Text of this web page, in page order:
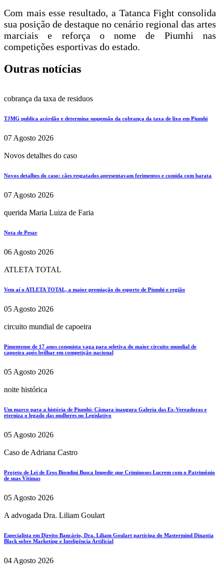
Com mais esse resultado, a Tatanca Fight consolida
sua posição de destaque no cenário regional das artes
marciais e reforça o nome de Piumhi nas
competições esportivas do estado.
Outras notícias
cobrança da taxa de residuos
TJMG publica acórdão e determina suspensão da cobrança da taxa de lixo em Piumhi
07 Agosto 2026
Novos detalhes do caso
Novos detalhes do caso: cães resgatados apresentavam ferimentos e comida com barata
07 Agosto 2026
querida Maria Luiza de Faria
Nota de Pesar
06 Agosto 2026
ATLETA TOTAL
Vem aí o ATLETA TOTAL, a maior premiação do esporte de Piumhi e região
05 Agosto 2026
circuito mundial de capoeira
Pimentense de 17 anos conquista vaga para seletiva do maior circuito mundial de
capoeira após brilhar em competição nacional
05 Agosto 2026
noite histórica
Um marco para a história de Piumhi: Câmara inaugura Galeria das Ex-Vereadoras e
eterniza o legado das mulheres no Legislativo
05 Agosto 2026
Caso de Adriana Castro
Projeto de Lei de Eros Biondini Busca Impedir que Criminosos Lucrem com o Patrimônio
de suas Vítimas
05 Agosto 2026
A advogada Dra. Liliam Goulart
Especialista em Direito Bancário, Dra. Liliam Goulart participa do Mastermind Dinastia
Black sobre Marketing e Inteligência Artificial
04 Agosto 2026